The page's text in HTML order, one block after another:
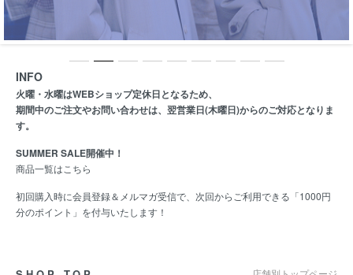
INFO
火曜・水曜はWEBショップ定休日となるため、
期間中のご注文やお問い合わせは、翌営業日(木曜日)からのご対応となりま
す。
SUMMER SALE開催中！
商品一覧はこちら
初回購入時に会員登録＆メルマガ受信で、次回からご利用できる「1000円
分のポイント」を付与いたします！